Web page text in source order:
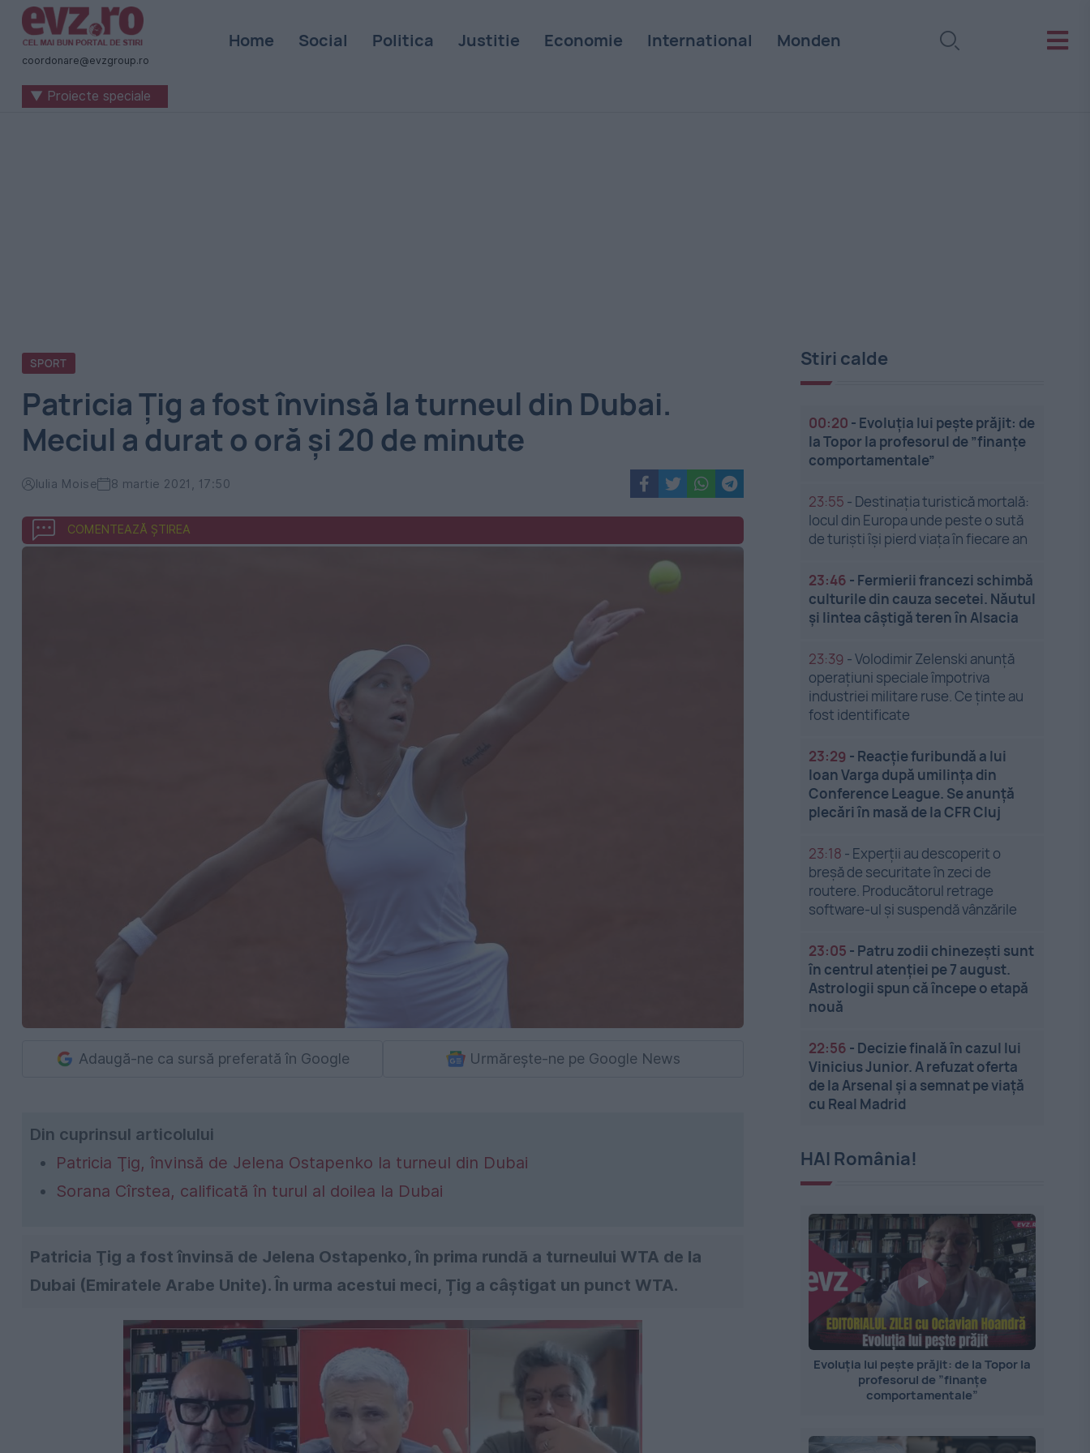
Știri
naționale
internaționale
coordonare@evzgroup.ro
Home Social Politica Justitie Economie International Monden
▼ Proiecte speciale
SPORT
Patricia Ţig a fost învinsă la turneul din Dubai.
Meciul a durat o oră și 20 de minute
Iulia Moise 8 martie 2021, 17:50
COMENTEAZĂ ȘTIREA
Adaugă-ne ca sursă preferată în Google Urmărește-ne pe Google News
Din cuprinsul articolului
Patricia Ţig, învinsă de Jelena Ostapenko la turneul din Dubai
Sorana Cîrstea, calificată în turul al doilea la Dubai
Patricia Ţig a fost învinsă de Jelena Ostapenko, în prima rundă a turneului WTA de la
Dubai (Emiratele Arabe Unite). În urma acestui meci, Țig a câștigat un punct WTA.
Stiri calde
00:20 - Evoluția lui pește prăjit: de
la Topor la profesorul de ”finanțe
comportamentale”
23:55 - Destinația turistică mortală:
locul din Europa unde peste o sută
de turiști își pierd viața în fiecare an
23:46 - Fermierii francezi schimbă
culturile din cauza secetei. Năutul
și lintea câștigă teren în Alsacia
23:39 -Volodimir Zelenski anunță
operațiuni speciale împotriva
industriei militare ruse. Ce ținte au
fost identificate
23:29 - Reacție furibundă a lui
Ioan Varga după umilința din
Conference League. Se anunță
plecări în masă de la CFR Cluj
23:18 - Experții au descoperit o
breșă de securitate în zeci de
routere. Producătorul retrage
software-ul și suspendă vânzările
23:05 - Patru zodii chinezești sunt
în centrul atenției pe 7 august.
Astrologii spun că începe o etapă
nouă
22:56 - Decizie finală în cazul lui
Vinicius Junior. A refuzat oferta
de la Arsenal și a semnat pe viață
cu Real Madrid
HAI România!
Evoluția lui pește prăjit: de la Topor la
profesorul de ”finanțe
comportamentale”